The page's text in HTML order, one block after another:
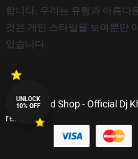
합니다. 우리는 유행과 아름다
것은 개인 스타일을 보여뿐만
있습니다.
© Dj Khaled Shop - Official Dj
reserved
UNLOCK
10% OFF